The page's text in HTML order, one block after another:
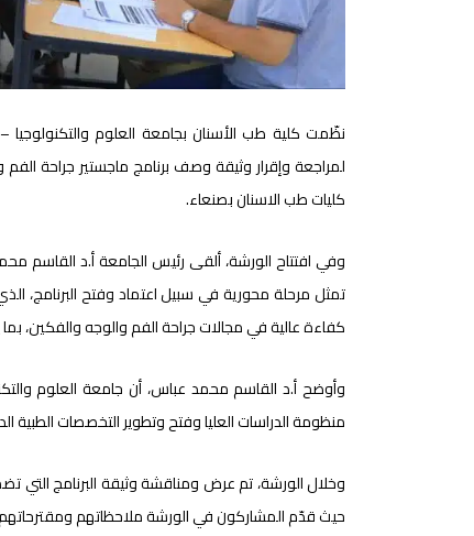
لمراجعة وإقرار وثيقة وصف برنامج ماجستير جراحة
كليات طب الاسنان بصنعاء.
وفي افتتاح الورشة، ألقى رئيس الجامعة أ.د القاسم
تمثل مرحلة محورية في سبيل اعتماد وفتح البرنامج،
كفاءة عالية في مجالات جراحة الفم والوجه والفكين،
وأوضح أ.د القاسم محمد عباس، أن جامعة العلوم
منظومة الدراسات العليا وفتح وتطوير التخصصات الطبية
وخلال الورشة، تم عرض ومناقشة وثيقة البرنامج التي
حيث قدّم المشاركون في الورشة ملاحظاتهم ومقترحاتهم